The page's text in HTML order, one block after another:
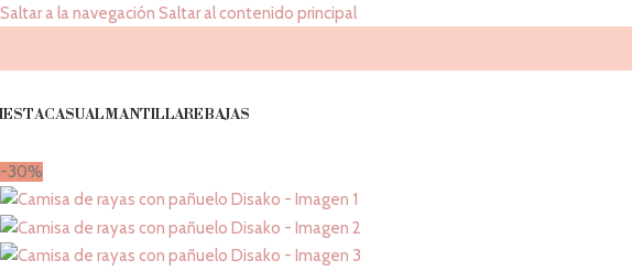
Saltar a la navegación Saltar al contenido principal
CASUALMANTILLAREBAJAS
-30%